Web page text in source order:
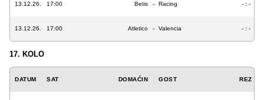
13.12.26. 17:00 Betis - Racing - : -
13.12.26. 17:00 Atletico - Valencia - : -
17. KOLO
DATUM SAT DOMAĆIN GOST REZ